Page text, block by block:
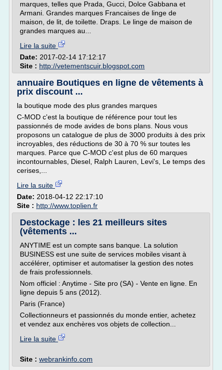
marques, telles que Prada, Gucci, Dolce Gabbana et
Armani. Grandes marques Francaises de linge de
maison, de lit, de toilette. Draps. Le linge de maison de
grandes marques au...
Lire la suite
Date: 2017-02-14 17:12:17
Site : http://vetementscuir.blogspot.com
annuaire Boutiques en ligne de vêtements à
prix discount ...
la boutique mode des plus grandes marques
C-MOD c'est la boutique de référence pour tout les
passionnés de mode avides de bons plans. Nous vous
proposons un catalogue de plus de 3000 produits à des prix
incroyables, des réductions de 30 à 70 % sur toutes les
marques. Parce que C-MOD c'est plus de 60 marques
incontournables, Diesel, Ralph Lauren, Levi's, Le temps des
cerises,...
Lire la suite
Date: 2018-04-12 22:17:10
Site : http://www.toplien.fr
Destockage : les 21 meilleurs sites
(vêtements ...
ANYTIME est un compte sans banque. La solution
BUSINESS est une suite de services mobiles visant à
accélérer, optimiser et automatiser la gestion des notes
de frais professionnels.
Nom officiel : Anytime - Site pro (SA) - Vente en ligne. En
ligne depuis 5 ans (2012).
Paris (France)
Collectionneurs et passionnés du monde entier, achetez
et vendez aux enchères vos objets de collection...
Lire la suite
Site : webrankinfo.com